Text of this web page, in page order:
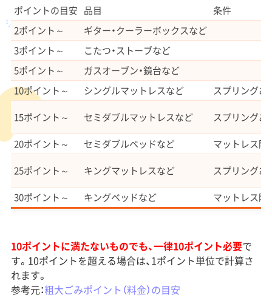
ポイントの目安 品目
条件
2ポイント～
ギター・クーラーボックスなど
3ポイント～
こたつ・ストーブなど
5ポイント～
ガスオーブン・鏡台など
10ポイント～
シングルマットレスなど
スプリングあ
15ポイント～
セミダブルマットレスなど
スプリングあ
20ポイント～
セミダブルベッドなど
マットレス除
25ポイント～
キングマットレスなど
スプリングあ
30ポイント～
キングベッドなど マットレス除
10ポイントに満たないものでも、一律10ポイント必要で
す。10ポイントを超える場合は、1ポイント単位で計算さ
れます。
参考元：粗大ごみポイント（料金）の目安